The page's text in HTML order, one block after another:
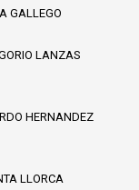
GALLEGO
LANZAS
HERNANDEZ
LLORCA